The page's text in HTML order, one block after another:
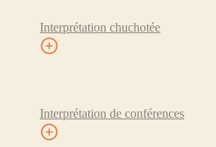
Interprétation chuchotée
Interprétation de conférences